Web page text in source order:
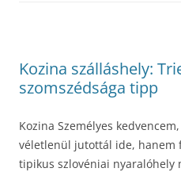
Kozina szálláshely:
szomszédsága tipp
Kozina Személyes
véletlenül jutottál ide, hanem
tipikus szlovéniai nyaralóhely